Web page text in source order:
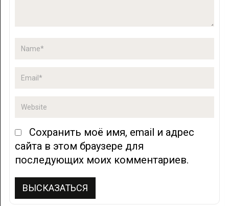
Сохранить моё имя, email и адрес
сайта в этом браузере для
последующих моих комментариев.